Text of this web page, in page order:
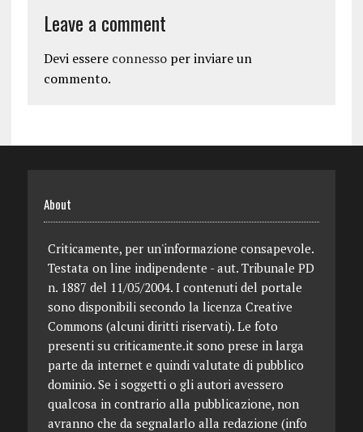
Leave a comment
Devi essere connessoper inviare un
commento.
About
Criticamente, per un'informazione consapevole.
Testata on line indipendente - aut. Tribunale PD
n. 1887 del 11/05/2004. I contenuti del portale
sono disponibili secondo la licenza Creative
Commons (alcuni diritti riservati). Le foto
presenti su criticamente.it sono prese in larga
parte da internet e quindi valutate di pubblico
dominio. Se i soggetti o gli autori avessero
qualcosa in contrario alla pubblicazione, non
avranno che da segnalarlo alla redazione (info